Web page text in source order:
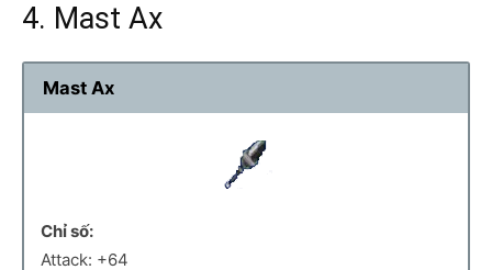
4. Mast Ax
Mast Ax
Chỉ số:
Attack: +64